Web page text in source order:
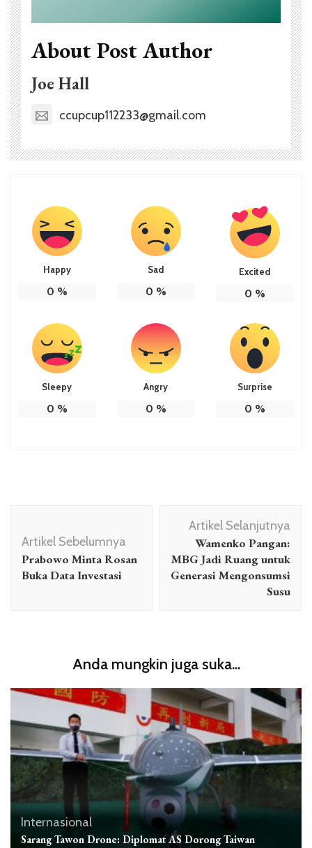
About Post Author
Joe Hall
ccupcup112233@gmail.com
Happy
0 %
Sad
0 %
Excited
0 %
Sleepy
0 %
Angry
0 %
Surprise
0 %
Artikel
Artikel Sebelumnya
Prabowo Minta Rosan
Buka Data Investasi
Artikel Selanjutnya
Wamenko Pangan:
MBG Jadi Ruang untuk
Generasi Mengonsumsi
Susu
Anda mungkin juga suka...
Internasional
Sarang Tawon Drone: Diplomat AS Dorong Taiwan